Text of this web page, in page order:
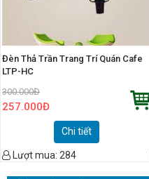
Đèn Thả Trần Trang Trí Quán Cafe
LTP-HC
300.000Đ
257.000Đ
Chi tiết
Lượt mua: 284